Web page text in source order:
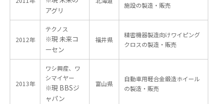
アグリ
施設の製造・販売
2012年
テクノス
※現 未来コ
ーセン
福井県
精密機器製造向けワイピング
クロスの製造・販売
2013年
ワシ興産、ワ
シマイヤー
※現 BBSジ
ャパン
富山県
自動車用軽合金鍛造ホイール
の製造・販売